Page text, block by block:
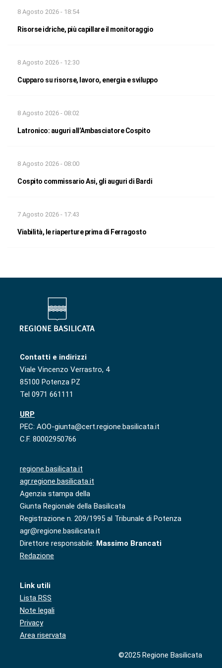
8 Agosto 2026 - 18:54
Risorse idriche, più capillare il monitoraggio
8 Agosto 2026 - 12:30
Cupparo su risorse, lavoro, energia e sviluppo
8 Agosto 2026 - 08:02
Latronico: auguri all’Ambasciatore Cospito
8 Agosto 2026 - 08:00
Cospito commissario Asi, gli auguri di Bardi
7 Agosto 2026 - 17:43
Viabilità, le riaperture prima di Ferragosto
Contatti e indirizzi
Viale Vincenzo Verrastro, 4
85100 Potenza PZ
Tel 0971 661111
URP
PEC: AOO-giunta@cert.regione.basilicata.it
C.F. 80002950766
regione.basilicata.it
agr.regione.basilicata.it
Agenzia stampa della
Giunta Regionale della Basilicata
Registrazione n. 209/1995 al Tribunale di Potenza
agr@regione.basilicata.it
Direttore responsabile: Massimo Brancati
Redazione
Link utili
Lista RSS
Note legali
Privacy
Area riservata
©2025 Regione Basilicata